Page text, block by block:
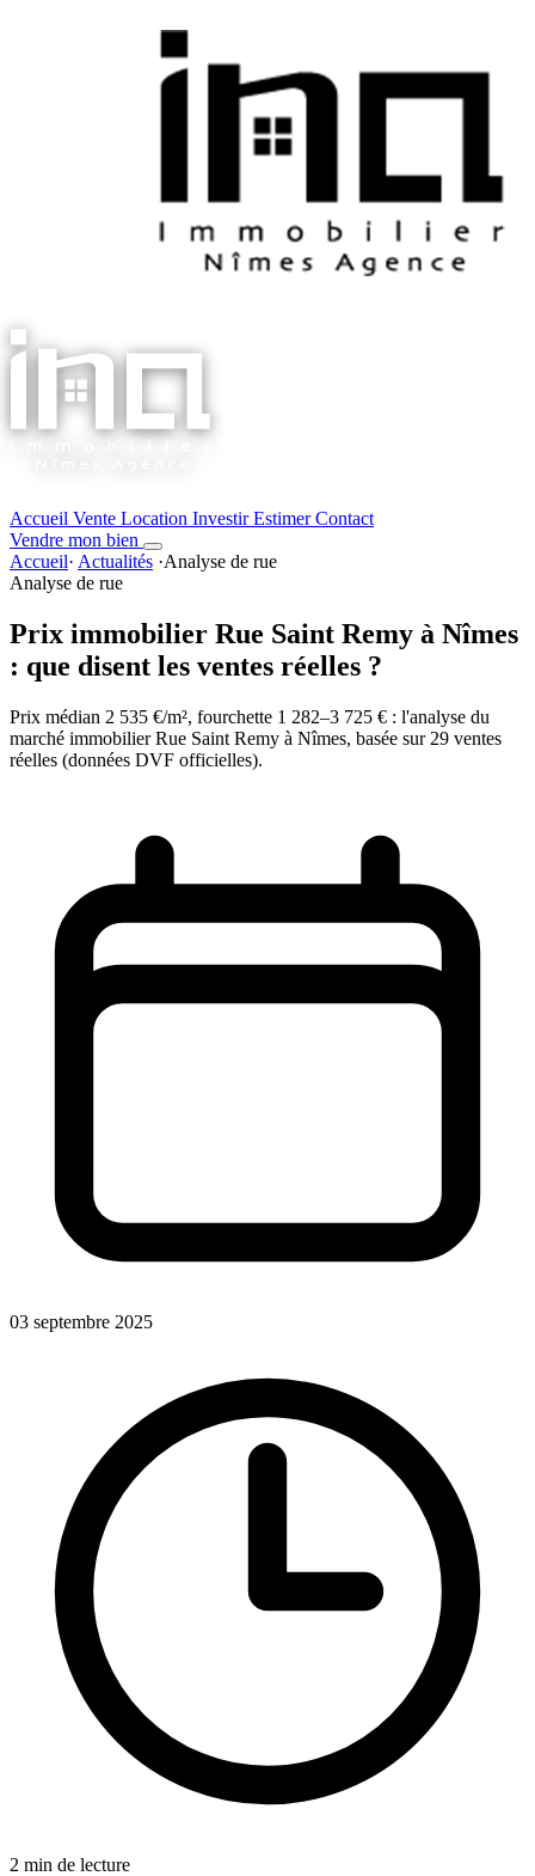
Accueil Vente Location InvestirEstimerContact
Vendre mon bien
Accueil· Actualités ·Analyse de rue
Analyse de rue
Prix immobilier Rue Saint Remy à Nîmes
: que disent les ventes réelles ?
Prix médian 2 535 €/m², fourchette 1 282–3 725 € : l'analyse du
marché immobilier Rue Saint Remy à Nîmes, basée sur 29 ventes
réelles (données DVF officielles).
03 septembre 2025
2 min de lecture